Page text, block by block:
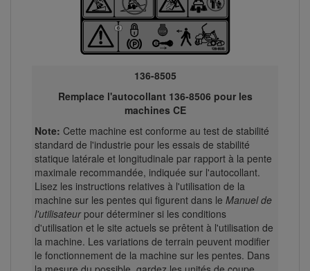
136-8505
Remplace l'autocollant 136-8506 pour les
machines CE
Note: Cette machine est conforme au test de stabilité
standard de l'industrie pour les essais de stabilité
statique latérale et longitudinale par rapport à la pente
maximale recommandée, indiquée sur l'autocollant.
Lisez les instructions relatives à l'utilisation de la
machine sur les pentes qui figurent dans le Manuel de
l'utilisateurpour déterminer si les conditions
d'utilisation et le site actuels se prêtent à l'utilisation de
la machine. Les variations de terrain peuvent modifier
le fonctionnement de la machine sur les pentes. Dans